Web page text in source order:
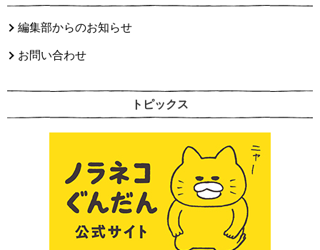
編集部からのお知らせ
お問い合わせ
トピックス